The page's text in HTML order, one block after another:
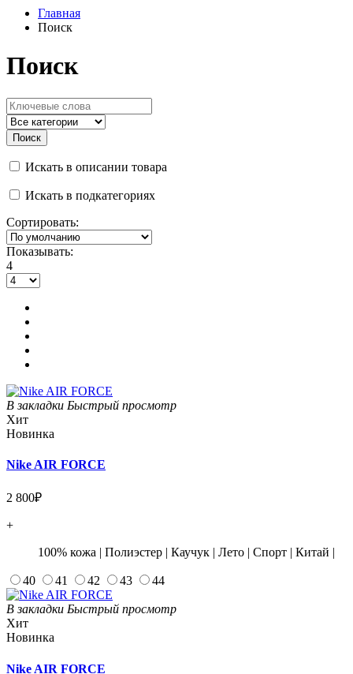
Главная
Поиск
Поиск
Искать в описании товара
Искать в подкатегориях
Сортировать:
Показывать:
4
В закладки Быстрый просмотр
Хит
Новинка
Nike AIR FORCE
2 800₽
+
100% кожа | Полиэстер | Каучук | Лето | Спорт | Китай |
40 41 42 43 44
В закладки Быстрый просмотр
Хит
Новинка
Nike AIR FORCE